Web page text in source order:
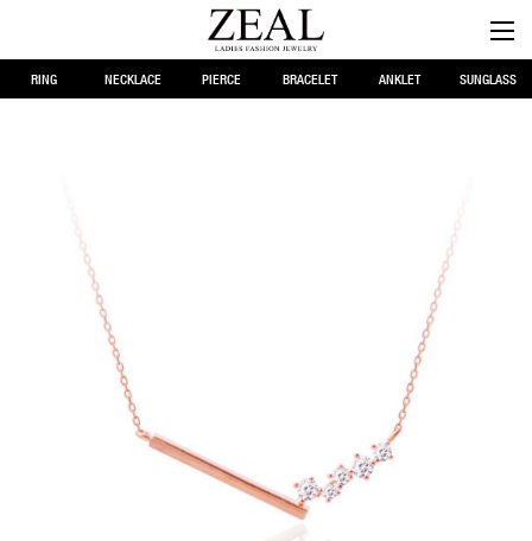
RING NECKLACE PIERCE BRACELET ANKLET SUNGLASS